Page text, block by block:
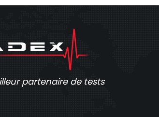
partenaire de tests